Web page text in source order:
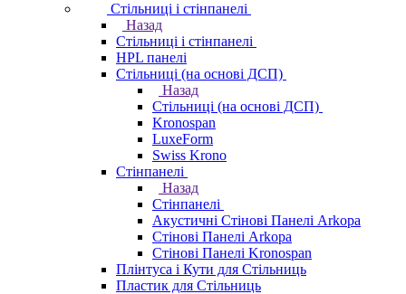
Стільниці і стінпанелі
Назад
Стільниці і стінпанелі
HPL панелі
Стільниці (на основі ДСП)
Назад
Стільниці (на основі ДСП)
Kronospan
LuxeForm
Swiss Krono
Стінпанелі
Назад
Стінпанелі
Акустичні Стінові Панелі Аrkopa
Стінові Панелі Arkopa
Стінові Панелі Kronospan
Плінтуса і Кути для Стільниць
Пластик для Стільниць